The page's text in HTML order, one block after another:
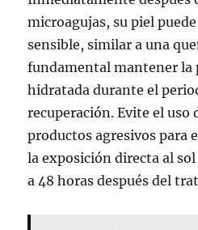
microagujas, su piel
sensible, similar a una
fundamental mantener la
hidratada durante el
recuperación. Evite el uso
productos agresivos para
la exposición directa al
a 48 horas después del